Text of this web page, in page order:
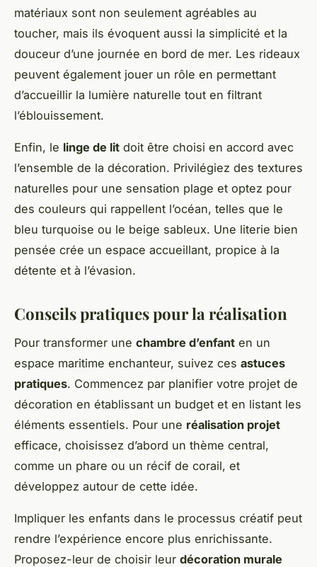
matériaux sont non seulement agréables au
toucher, mais ils évoquent aussi la simplicité et la
douceur d’une journée en bord de mer. Les rideaux
peuvent également jouer un rôle en permettant
d’accueillir la lumière naturelle tout en filtrant
l’éblouissement.
Enfin, le linge de lit doit être choisi en accord avec
l’ensemble de la décoration. Privilégiez des textures
naturelles pour une sensation plage et optez pour
des couleurs qui rappellent l’océan, telles que le
bleu turquoise ou le beige sableux. Une literie bien
pensée crée un espace accueillant, propice à la
détente et à l’évasion.
Conseils pratiques pour la réalisation
Pour transformer une chambre d’enfant en un
espace maritime enchanteur, suivez ces astuces
pratiques. Commencez par planifier votre projet de
décoration en établissant un budget et en listant les
éléments essentiels. Pour une réalisation projet
efficace, choisissez d’abord un thème central,
comme un phare ou un récif de corail, et
développez autour de cette idée.
Impliquer les enfants dans le processus créatif peut
rendre l’expérience encore plus enrichissante.
Proposez-leur de choisir leur décoration murale